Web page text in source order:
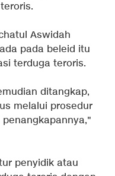
Aswidah
pada beleid itu
terduga teroris.
ditangkap,
melalui prosedur
penyidik atau